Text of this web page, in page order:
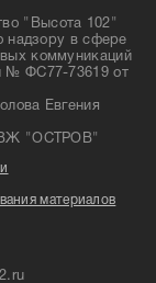
"Высота 102"
надзору в сфере
коммуникаций
№ ФС77-73619 от
Евгения
"ОСТРОВ"
материалов